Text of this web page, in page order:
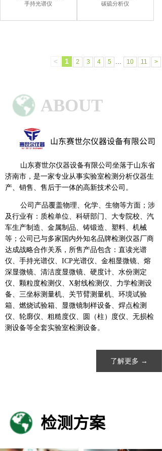
手持光谱仪 碳硫分析仪
< 1 2 3 4 5 10 11 >
了解更多 →
山东赛世尔仪器设备有限公司坐落于山东省
济南市，是一家专业从事实验室检测分析仪器生
产、销售、售后于一体的高新技术公司。
公司产品覆盖物理、化学、生物等方面；涉
及行业有：质检单位、科研部门、大专院校、汽
车生产制造、金属制品、铸锻造、塑料、机械
等；公司已与多家国内外知名品牌检测仪器厂商
达成战略合作关系，所售产品包含：直读光谱
仪、手持光谱仪、ICP光谱仪、金相显微镜、熔
深显微镜、清洁度显微镜、硬度计、水份测定
仪、颗粒度检测仪、X射线检测仪、力学检测设
备、三坐标测量机、关节臂测量机、环境试验
箱、燃烧试验箱、显微镜制样设备、焊点检测
仪、轮廓仪、粗糙度仪、圆（柱）度仪、无损检
测设备等全套实验室检测设备。
山东赛世尔仪器设备有限公司
ABOUT
US
检测方案